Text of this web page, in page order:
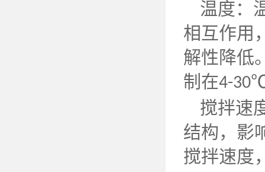
温度：
相互作用
解性降低
制在4-30
搅拌速
结构，影
搅拌速度